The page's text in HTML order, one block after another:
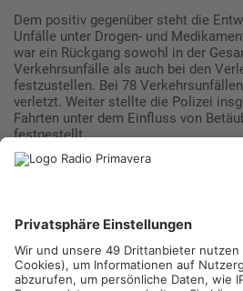
Dem positiv gegenüber steht die
Unfälle unter Drogen- und
war ein Rückgang sowohl in der
Verkehrsunfälle als auch bei den
festzustellen. Bei 78
verletzt. Weiter stellte die Polizei
Fahrten unter dem Einfluss von
festgestellt.
Unterfränkische Bilanz des
Beamtinnen und Beamte im Einsatz
Verkehrskontrollen durch. Im Fokus
Pkw- und Lkw-Fahren auch
Fahrer von E-Scootern.